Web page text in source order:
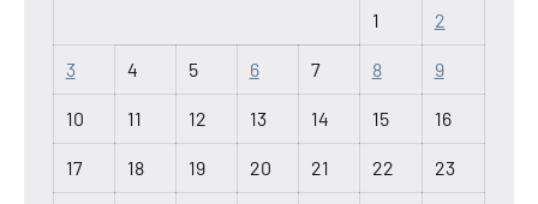
1 2
3 4 5 6 7 8 9
10 11 12 13 14 15 16
17 18 19 20 21 22 23